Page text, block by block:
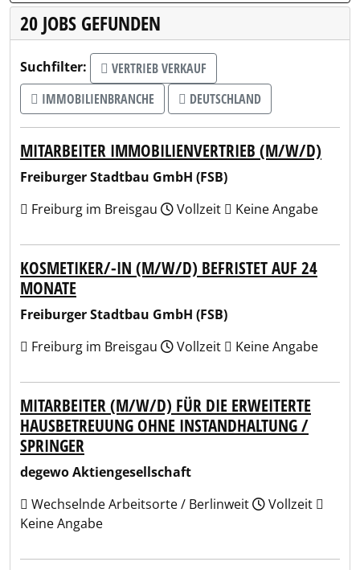
20 JOBS GEFUNDEN
Suchfilter:
VERTRIEB VERKAUF
IMMOBILIENBRANCHE
DEUTSCHLAND
MITARBEITER IMMOBILIENVERTRIEB (M/W/D)
Freiburger Stadtbau GmbH (FSB)
Freiburg im Breisgau
Vollzeit Keine Angabe
KOSMETIKER/-IN (M/W/D) BEFRISTET AUF 24
MONATE
Freiburger Stadtbau GmbH (FSB)
Freiburg im Breisgau
Vollzeit Keine Angabe
MITARBEITER (M/W/D) FÜR DIE ERWEITERTE
HAUSBETREUUNG OHNE INSTANDHALTUNG /
SPRINGER
degewo Aktiengesellschaft
Wechselnde Arbeitsorte / Berlinweit
Vollzeit
Keine Angabe